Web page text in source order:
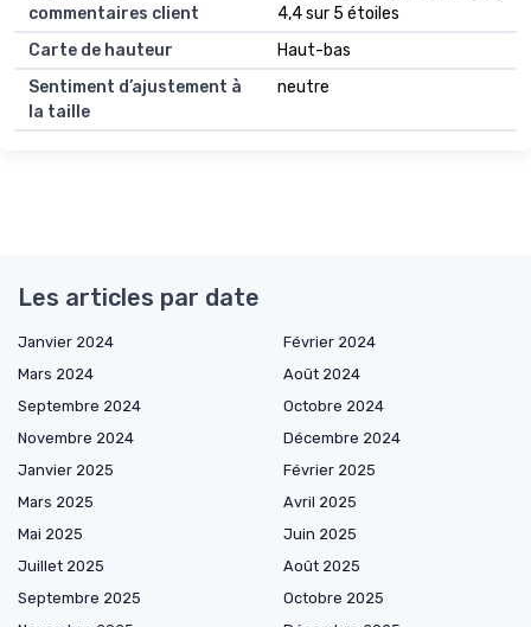
commentaires client
4,4 sur 5 étoiles
Carte de hauteur
Haut-bas
Sentiment d’ajustement à
la taille
neutre
Les articles par date
Janvier 2024
Février 2024
Mars 2024
Août 2024
Septembre 2024
Octobre 2024
Novembre 2024
Décembre 2024
Janvier 2025
Février 2025
Mars 2025
Avril 2025
Mai 2025
Juin 2025
Juillet 2025
Août 2025
Septembre 2025
Octobre 2025